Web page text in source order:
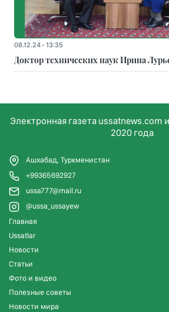
08.12.24 - 13:35
Доктор технических наук Ирина
Электронная газета ussatnews.com
2020 года
Ашхабад, Туркменистан
+99365692927
ussa777@mail.ru
@ussa_ussayew
Главная
Ussatlar
Новости
Статьи
Фото и видео
Полезные советы
Новости мира